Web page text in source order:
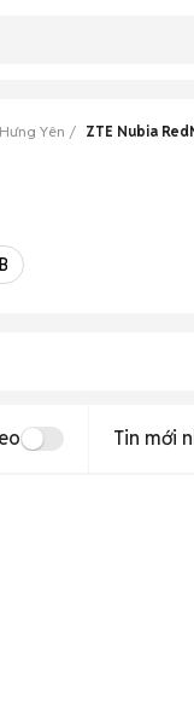
Yên ZTE Nubia
Tin mới